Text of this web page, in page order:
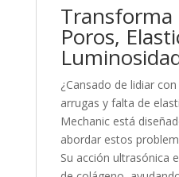
Transforma
Poros,
¿Cansado de lidiar
arrugas y falta de
Mechanic está
abordar estos
Su acción ultrasónica